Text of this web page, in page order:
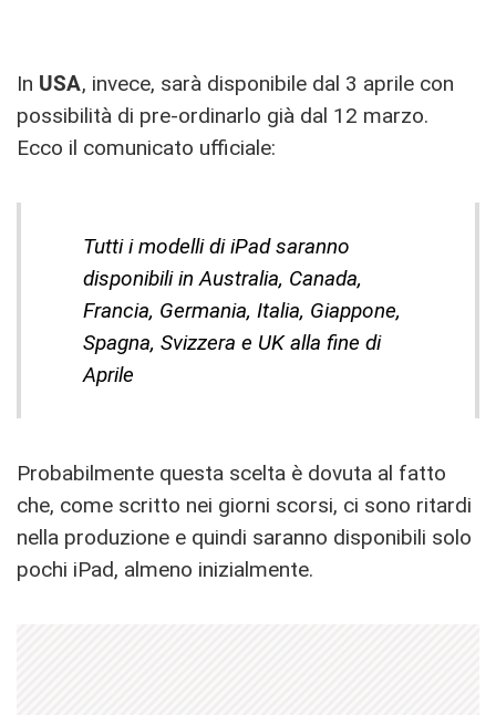
In USA, invece, sarà disponibile dal 3 aprile con
possibilità di pre-ordinarlo già dal 12 marzo.
Ecco il comunicato ufficiale:
Tutti i modelli di iPad saranno
disponibili in Australia, Canada,
Francia, Germania, Italia, Giappone,
Spagna, Svizzera e UK alla fine di
Aprile
Probabilmente questa scelta è dovuta al fatto
che, come scritto nei giorni scorsi, ci sono ritardi
nella produzione e quindi saranno disponibili solo
pochi iPad, almeno inizialmente.